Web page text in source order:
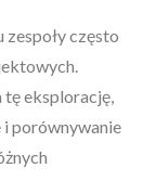
często
tę eksplorację,
porównywanie